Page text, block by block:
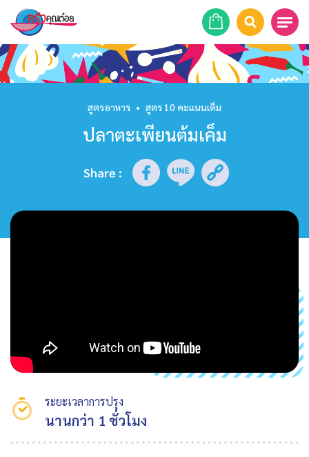
หน้าแรก
รายการย้อนหลัง
สูตรอาหาร • สูตร 10 คะแนนเต็ม
ปลาตะเพียนต้มเค็ม
Share :
ระยะเวลาการปรุง
นานกว่า 1 ชั่วโมง